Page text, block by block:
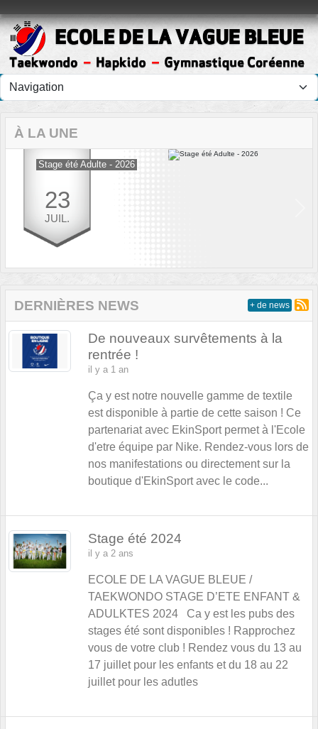
À LA UNE
23
JUIL.
Stage été Adulte - 2026
Previous
DERNIÈRES NEWS
De nouveaux survêtements à la
rentrée !
il y a 1 an
Ça y est notre nouvelle gamme de textile
est disponible à partie de cette saison ! Ce
partenariat avec EkinSport permet à l'Ecole
d'etre équipe par Nike. Rendez-vous lors de
nos manifestations ou directement sur la
boutique d'EkinSport avec le code...
Stage été 2024
il y a 2 ans
ECOLE DE LA VAGUE BLEUE /
TAEKWONDO STAGE D’ETE ENFANT &
ADULKTES 2024 Ca y est les pubs des
stages été sont disponibles ! Rapprochez
vous de votre club ! Rendez vous du 13 au
17 juillet pour les enfants et du 18 au 22
juillet pour les adutles
+ de news